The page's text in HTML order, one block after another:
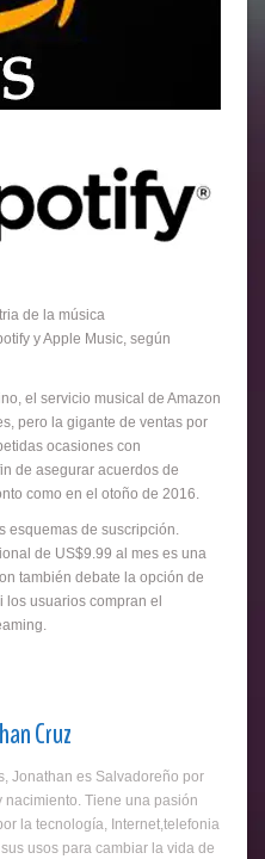
de la música
y Apple Music, según
el servicio musical de Amazon
pero la gigante de ventas por
ocasiones con
de asegurar acuerdos de
como en el otoño de 2016.
esquemas de suscripción.
de US$9.99 al mes es una
también debate la opción de
usuarios compran el
Cruz
Jonathan es Salvadoreño por
nacimiento. Tiene una pasión
la tecnología, Internet,telefonia
usos para cambiar la vida de